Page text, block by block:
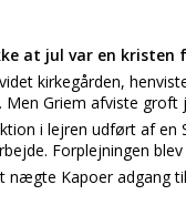
at jul var en kristen
kirkegården,
Men Griem afviste
i lejren udført af en
Forplejningen
nægte Kapoer adgang